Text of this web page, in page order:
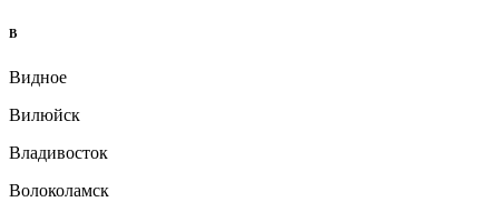
В
Видное
Вилюйск
Владивосток
Волоколамск